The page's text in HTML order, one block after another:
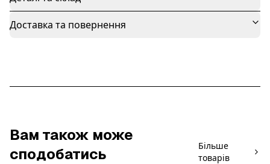
Доставка та повернення
Вам також може
сподобатись
Більше
товарів